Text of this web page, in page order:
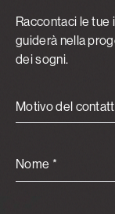
Raccontaci le
guiderà nella
dei sogni.
Motivo del
Nome *